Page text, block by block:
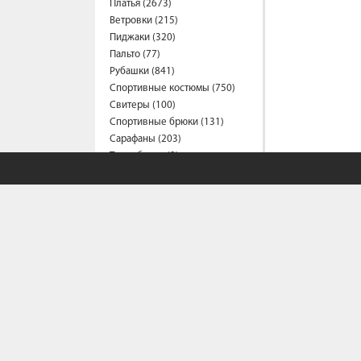
Платья (2673)
Ветровки (215)
Пиджаки (320)
Пальто (77)
Рубашки (841)
Спортивные костюмы (750)
Свитеры (100)
Спортивные брюки (131)
Сарафаны (203)
Термобелье (2)